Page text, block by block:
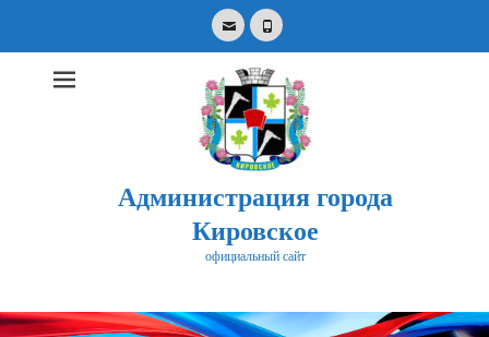
EmailPhone
Администрация города
Кировское
официальный сайт
for: